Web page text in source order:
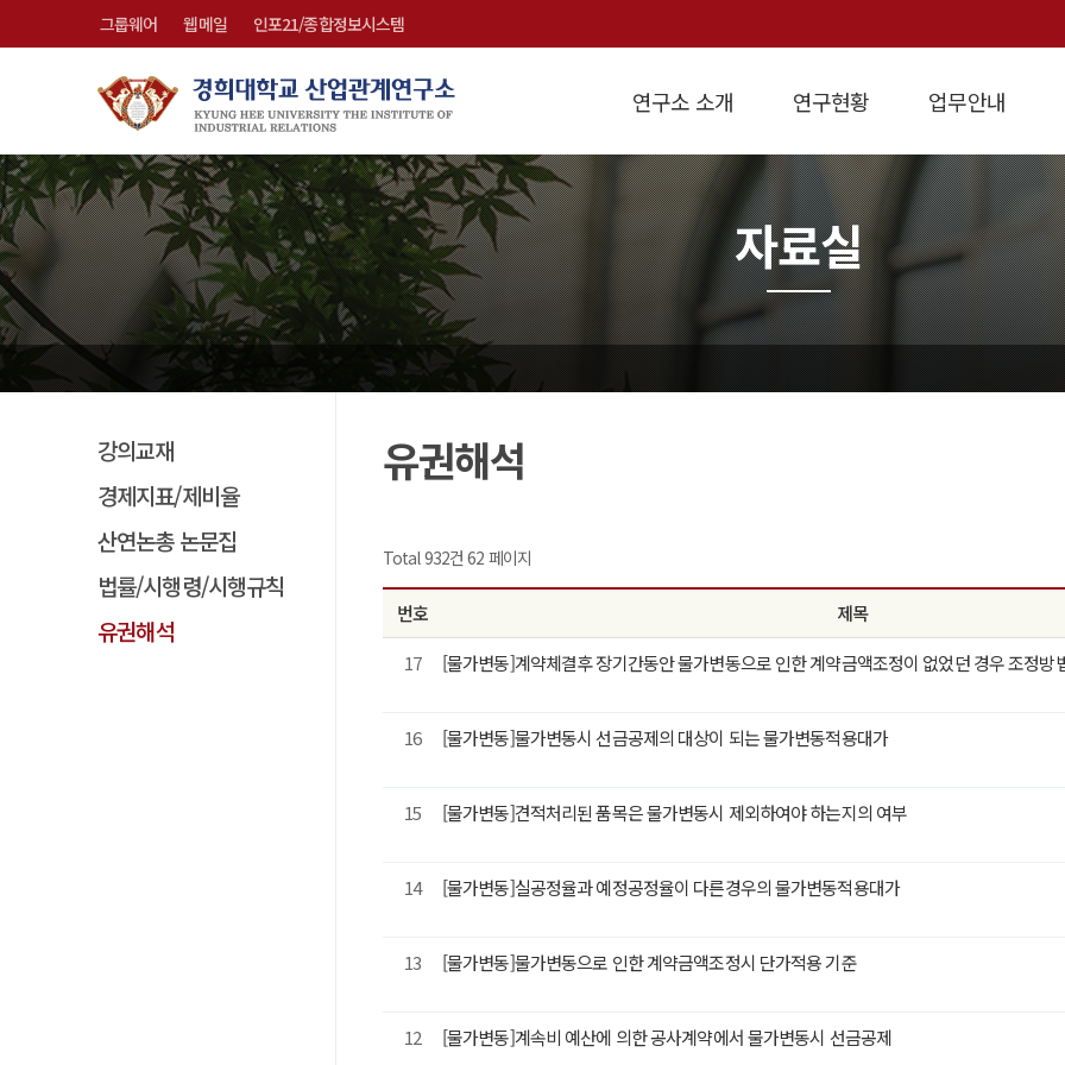
그룹웨어 웹메일 인포21/종합정보시스템
연구소 소개
인사말 개요 설립목적 연혁 조직도 연구실적
연구현황
연구방향 경제정책연구 지역경제연구 경영진단
업무안내
학술연구용역 원가계산
강의교재 경제지
자료실
강의교재
경제지표/제비율
산연논총 논문집
법률/시행령/시행규칙
유권해석
유권해석
Total 932건 62 페이지
번호
제목
17
[물가변동]계약체결후 장기간동안 물가변동으로 인한 계약금액조정이 없었던 경우 조정방
16 [물가변동]물가변동시 선금공제의 대상이 되는 물가변동적용대가
15 [물가변동]견적처리된 품목은 물가변동시 제외하여야 하는지의 여부
14 [물가변동]실공정율과 예정공정율이 다른경우의 물가변동적용대가
13 [물가변동]물가변동으로 인한 계약금액조정시 단가적용 기준
12 [물가변동]계속비 예산에 의한 공사계약에서 물가변동시 선금공제